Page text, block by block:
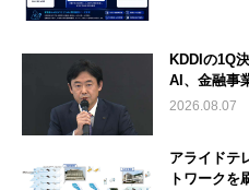
KDDIの1Q
AI、金融事
2026.08.07
アライドテ
トワークを